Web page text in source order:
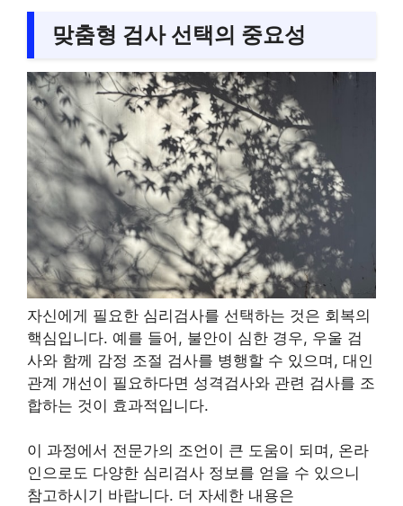
맞춤형 검사 선택의 중요성
자신에게 필요한 심리검사를 선택하는 것은 회복의
핵심입니다. 예를 들어, 불안이 심한 경우, 우울 검
사와 함께 감정 조절 검사를 병행할 수 있으며, 대인
관계 개선이 필요하다면 성격검사와 관련 검사를 조
합하는 것이 효과적입니다.
이 과정에서 전문가의 조언이 큰 도움이 되며, 온라
인으로도 다양한 심리검사 정보를 얻을 수 있으니
참고하시기 바랍니다. 더 자세한 내용은